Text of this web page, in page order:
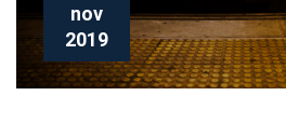
nov
2019